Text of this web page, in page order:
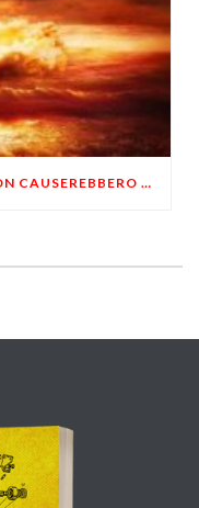
GIUSTIZIA E POLIZIA PRIVATA NON CAUSEREBBERO UNA GUERRA CIVILE?